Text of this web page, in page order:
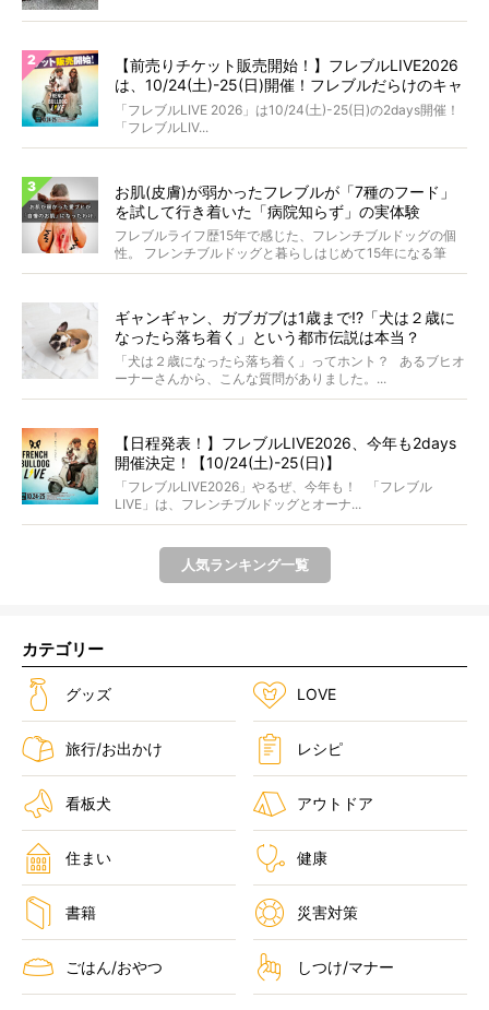
【前売りチケット販売開始！】フレブルLIVE2026
は、10/24(土)-25(日)開催！フレブルだらけのキャ
ンプ・前夜祭・バスプランも新登場!?
「フレブルLIVE 2026」は10/24(土)-25(日)の2days開催！
「フレブルLIV...
お肌(皮膚)が弱かったフレブルが「7種のフード」
を試して行き着いた「病院知らず」の実体験
フレブルライフ歴15年で感じた、フレンチブルドッグの個
性。 フレンチブルドッグと暮らしはじめて15年になる筆
者...
ギャンギャン、ガブガブは1歳まで!?「犬は２歳に
なったら落ち着く」という都市伝説は本当？
「犬は２歳になったら落ち着く」ってホント？ あるブヒオ
ーナーさんから、こんな質問がありました。...
【日程発表！】フレブルLIVE2026、今年も2days
開催決定！【10/24(土)-25(日)】
「フレブルLIVE2026」やるぜ、今年も！ 「フレブル
LIVE」は、フレンチブルドッグとオーナ...
人気ランキング一覧
カテゴリー
グッズ LOVE
旅行/お出かけ レシピ
看板犬 アウトドア
住まい 健康
書籍 災害対策
ごはん/おやつ しつけ/マナー